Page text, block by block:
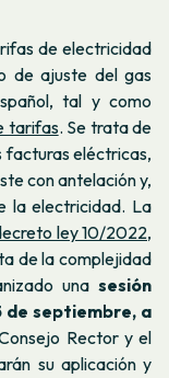
de electricidad
de ajuste del gas
tal y como
tarifas. Se trata de
facturas eléctricas,
con antelación y,
la electricidad. La
ley 10/2022,
de la complejidad
una sesión
de septiembre, a
Rector y el
su aplicación y